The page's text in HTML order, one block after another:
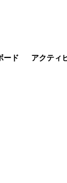
ード アクティ